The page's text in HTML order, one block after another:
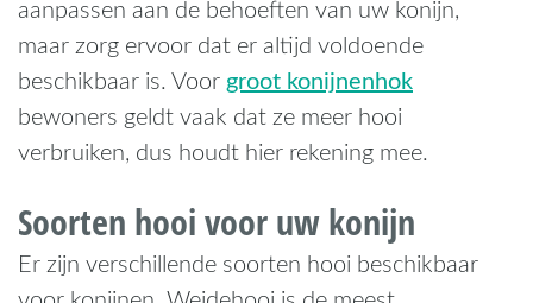
aanpassen aan de behoeften van uw konijn,
maar zorg ervoor dat er altijd voldoende
beschikbaar is. Voor groot konijnenhok
bewoners geldt vaak dat ze meer hooi
verbruiken, dus houdt hier rekening mee.
Soorten hooi voor uw konijn
Er zijn verschillende soorten hooi beschikbaar